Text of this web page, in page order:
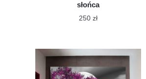
słońca
250 zł
produkt
ma
wiele